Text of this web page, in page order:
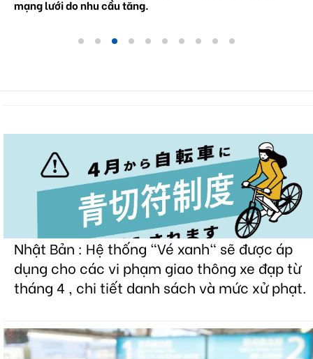
Nhật Bản : Hệ thống "Vé xanh" sẽ được áp
dụng cho các vi phạm giao thông xe đạp từ
tháng 4 , chi tiết danh sách và mức xử phạt.